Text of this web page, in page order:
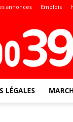
annonces Emplois
LÉGALES